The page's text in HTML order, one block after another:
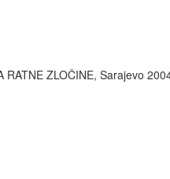
RATNE ZLOČINE, Sarajevo